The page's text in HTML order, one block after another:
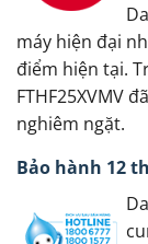
máy hiện đại
điểm hiện tại.
FTHF25XVMV
nghiêm ngặt.
Bảo hành 12